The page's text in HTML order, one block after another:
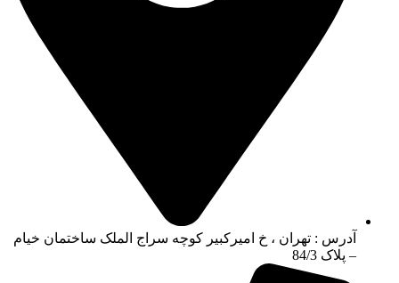
آدرس : تهران ، خ امیرکبیر کوچه سراج الملک ساختمان خیام
– پلاک 84/3